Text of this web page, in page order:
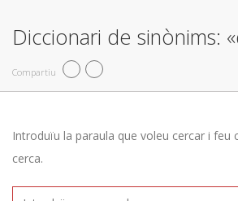
Diccionari de sinònims:
Compartiu
Introduïu la paraula que voleu cercar i feu
cerca.